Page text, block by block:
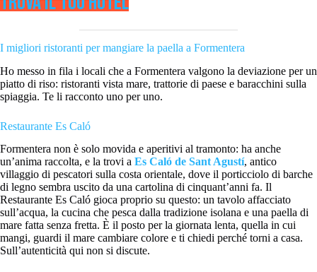
I migliori ristoranti per mangiare la paella a Formentera
Ho messo in fila i locali che a Formentera valgono la deviazione per un
piatto di riso: ristoranti vista mare, trattorie di paese e baracchini sulla
spiaggia. Te li racconto uno per uno.
Restaurante Es Caló
Formentera non è solo movida e aperitivi al tramonto: ha anche
un’anima raccolta, e la trovi a Es Caló de Sant Agustí, antico
villaggio di pescatori sulla costa orientale, dove il porticciolo di barche
di legno sembra uscito da una cartolina di cinquant’anni fa. Il
Restaurante Es Caló gioca proprio su questo: un tavolo affacciato
sull’acqua, la cucina che pesca dalla tradizione isolana e una paella di
mare fatta senza fretta. È il posto per la giornata lenta, quella in cui
mangi, guardi il mare cambiare colore e ti chiedi perché torni a casa.
Sull’autenticità qui non si discute.